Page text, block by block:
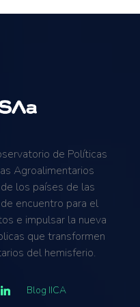
de Políticas
Agroalimentarios
los países de las
encuentro para el
e impulsar la nueva
que transformen
del hemisferio.
Blog IICA